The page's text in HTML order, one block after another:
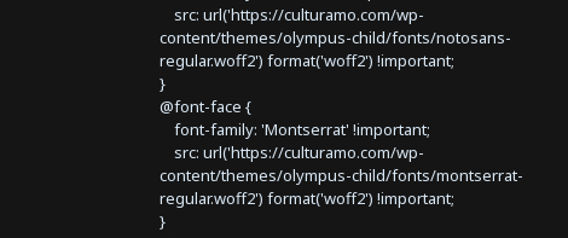
src: url('https://culturamo.com/wp-
content/themes/olympus-child/fonts/notosans-
regular.woff2') format('woff2') !important;
}
@font-face {
font-family: 'Montserrat' !important;
src: url('https://culturamo.com/wp-
content/themes/olympus-child/fonts/montserrat-
regular.woff2') format('woff2') !important;
}